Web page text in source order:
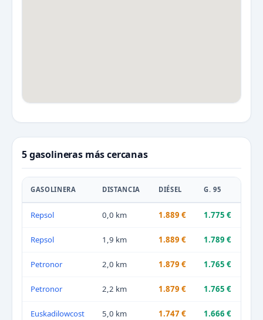
5 gasolineras más cercanas
GASOLINERA DISTANCIA DIÉSEL G. 95
Repsol 0,0 km 1.889 € 1.775 €
Repsol 1,9 km 1.889 € 1.789 €
Petronor 2,0 km 1.879 € 1.765 €
Petronor 2,2 km 1.879 € 1.765 €
Euskadilowcost 5,0 km 1.747 € 1.666 €